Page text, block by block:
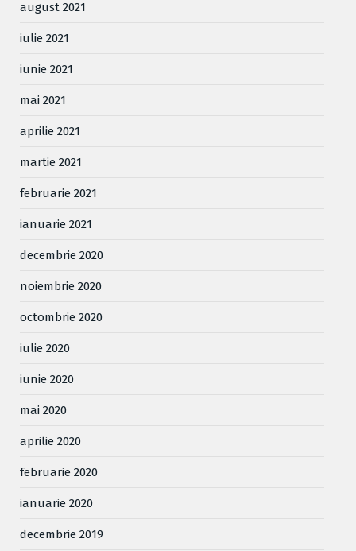
august 2021
iulie 2021
iunie 2021
mai 2021
aprilie 2021
martie 2021
februarie 2021
ianuarie 2021
decembrie 2020
noiembrie 2020
octombrie 2020
iulie 2020
iunie 2020
mai 2020
aprilie 2020
februarie 2020
ianuarie 2020
decembrie 2019